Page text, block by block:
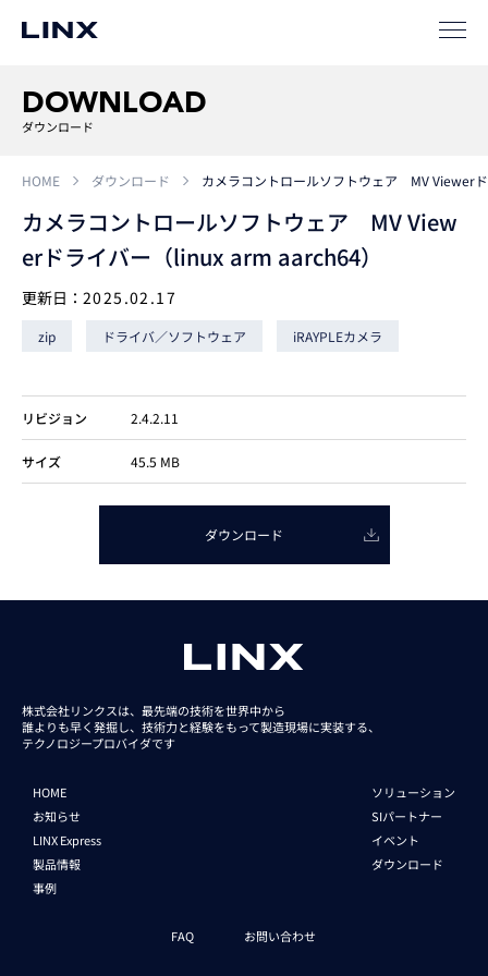
事例
SIパートナー
サポート
企業情報 EN
採用
DOWNLOAD
ダウンロード
HOME ダウンロード カメラコントロールソフトウェア MV Viewer
カメラコントロールソフトウェア MV View
erドライバー（linux arm aarch64）
更新日： 2025.02.17
zip ドライバ／ソフトウェア iRAYPLEカメラ
リビジョン 2.4.2.11
サイズ 45.5 MB
ダウンロード
株式会社リンクスは、最先端の技術を世界中から
誰よりも早く発掘し、技術力と経験をもって製造現場に実装する、
テクノロジープロバイダです
HOME
お知らせ
LINX Express
製品情報
事例
ソリューション
SIパートナー
イベント
ダウンロード
FAQ お問い合わせ